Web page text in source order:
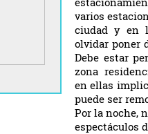
varios
ciudad y en
olvidar poner
Debe estar
zona
en ellas
puede ser
Por la noche,
espectáculos